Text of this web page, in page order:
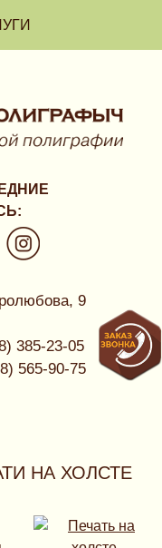
9
385-23-05
565-90-75
НА ХОЛСТЕ